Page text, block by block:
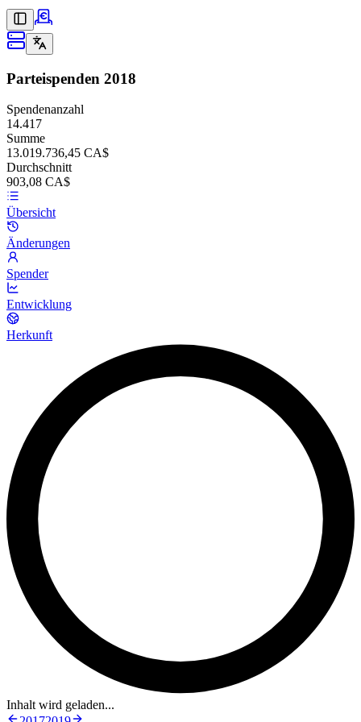
Parteispenden 2018
Spendenanzahl
14.417
Summe
13.019.736,45 CA$
Durchschnitt
903,08 CA$
Übersicht
Änderungen
Spender
Entwicklung
Herkunft
Inhalt wird geladen...